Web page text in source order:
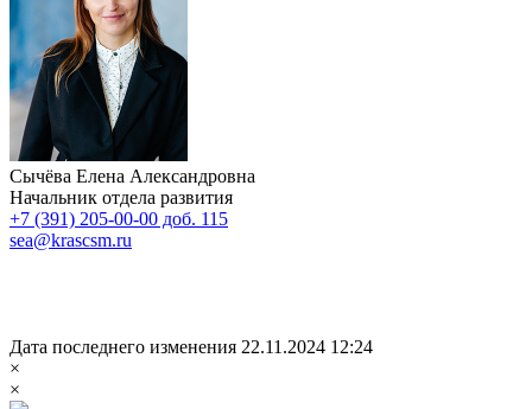
Сычёва Елена Александровна
Начальник отдела развития
+7 (391) 205-00-00 доб. 115
sea@krascsm.ru
Дата последнего изменения 22.11.2024 12:24
×
×